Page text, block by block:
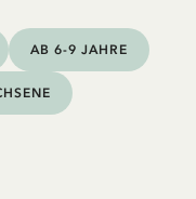
AB 6-9 JAHRE